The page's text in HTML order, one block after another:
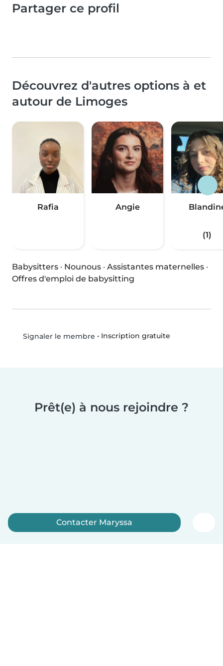
Partager ce profil
Découvrez d'autres options à et
autour de Limoges
Rafia Angie
(1)
Babysitters · Nounous · Assistantes maternelles ·
Offres d'emploi de babysitting
Signaler le membre • Inscription gratuite
Prêt(e) à nous rejoindre ?
Contacter Maryssa